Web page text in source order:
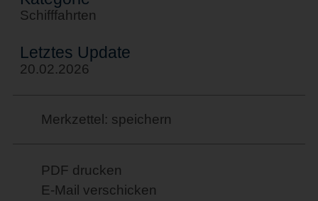
Schifffahrten
Letztes Update
20.02.2026
Merkzettel: speichern
PDF drucken
E-Mail verschicken